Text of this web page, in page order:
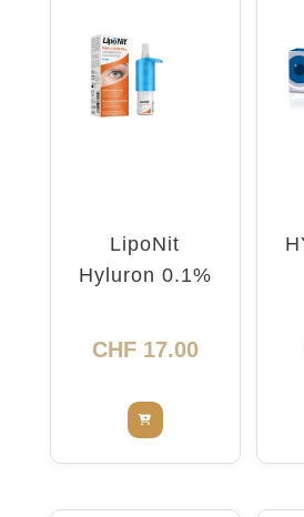
LipoNit
Hyluron 0.1%
CHF17.00